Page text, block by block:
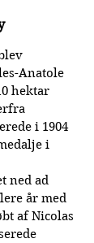
Anatole
hektar
i 1904
i
ned ad
år med
af Nicolas